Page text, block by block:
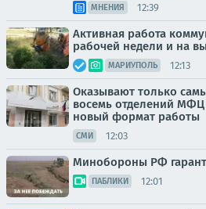
МНЕНИЯ 12:39
Активная работа
рабочей недели и на
МАРИУПОЛЬ 12:13
Оказывают только
восемь отделений
новый формат работы
СМИ 12:03
Минобороны РФ
ПАБЛИКИ 12:01